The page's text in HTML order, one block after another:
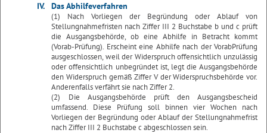
IV. Das Abhilfeverfahren
(1) Nach Vorliegen der Begründung oder Ablauf von
Stellungnahmefristen nach Ziffer III 2 Buchstabe b und c prüft
die Ausgangsbehörde, ob eine Abhilfe in Betracht kommt
(Vorab-Prüfung). Erscheint eine Abhilfe nach der VorabPrüfung
ausgeschlossen, weil der Widerspruch offensichtlich unzulässig
oder offensichtlich unbegründet ist, legt die Ausgangsbehörde
den Widerspruch gemäß Ziffer V der Widerspruchsbehörde vor.
Anderenfalls verfährt sie nach Ziffer 2.
(2) Die Ausgangsbehörde prüft den Ausgangsbescheid
umfassend. Diese Prüfung soll binnen vier Wochen nach
Vorliegen der Begründung oder Ablauf der Stellungnahmefrist
nach Ziffer III 2 Buchstabe c abgeschlossen sein.